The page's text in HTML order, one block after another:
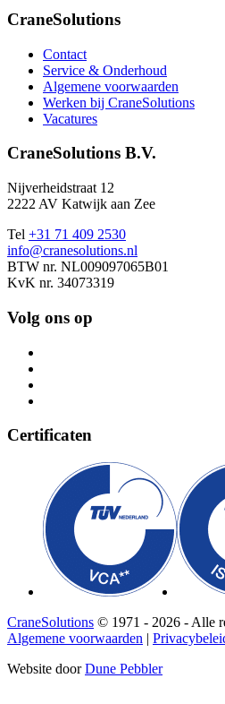
CraneSolutions
Contact
Service & Onderhoud
Algemene voorwaarden
Werken bij CraneSolutions
Vacatures
CraneSolutions B.V.
Nijverheidstraat 12
2222 AV Katwijk aan Zee
Tel +31 71 409 2530
info@cranesolutions.nl
BTW nr. NL009097065B01
KvK nr. 34073319
Volg ons op
Certificaten
CraneSolutions © 1971 - 2026 - Alle
Algemene voorwaarden |
Website doorDune Pebbler